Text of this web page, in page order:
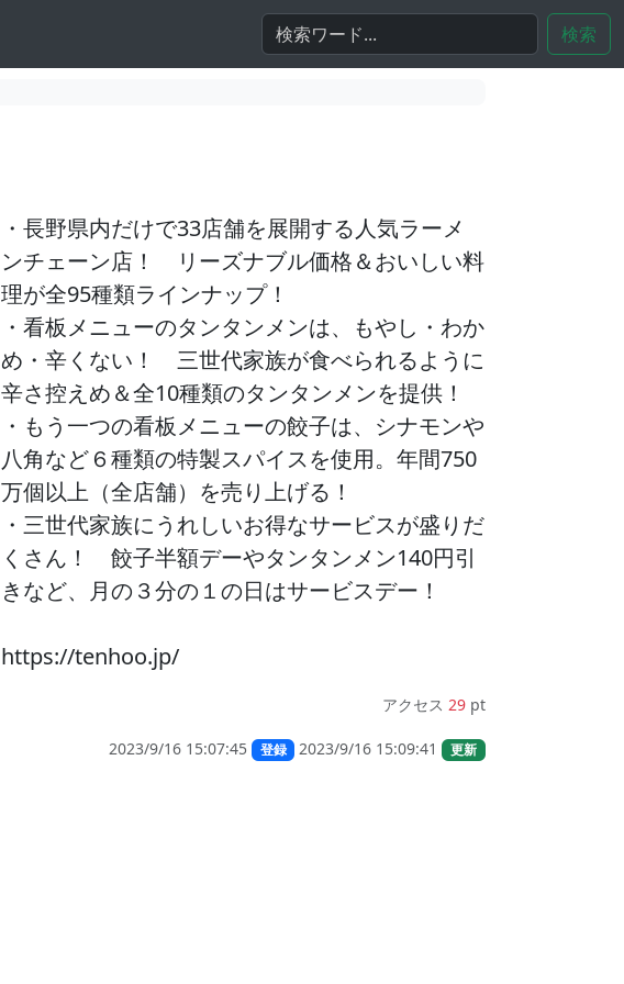
検索
・長野県内だけで33店舗を展開する人気ラーメ
ンチェーン店！ リーズナブル価格＆おいしい料
理が全95種類ラインナップ！
・看板メニューのタンタンメンは、もやし・わか
め・辛くない！ 三世代家族が食べられるように
辛さ控えめ＆全10種類のタンタンメンを提供！
・もう一つの看板メニューの餃子は、シナモンや
八角など６種類の特製スパイスを使用。年間750
万個以上（全店舗）を売り上げる！
・三世代家族にうれしいお得なサービスが盛りだ
くさん！ 餃子半額デーやタンタンメン140円引
きなど、月の３分の１の日はサービスデー！
https://tenhoo.jp/
アクセス 29 pt
2023/9/16 15:07:45 登録 2023/9/16 15:09:41 更新